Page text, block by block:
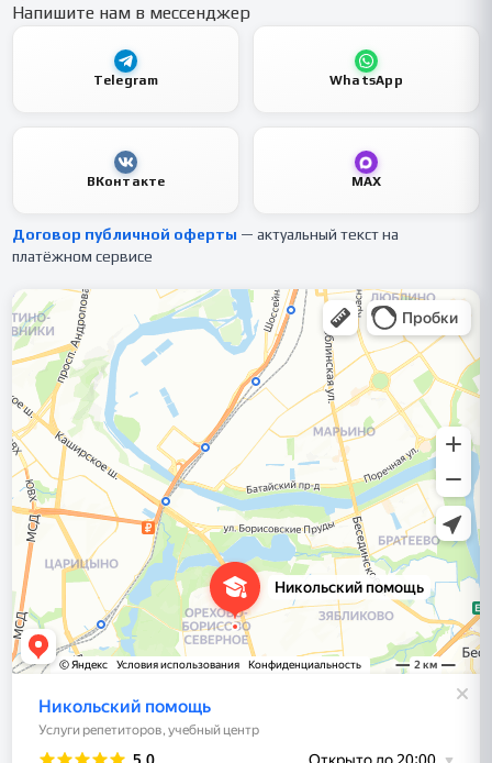
Напишите нам в мессенджер
Telegram WhatsApp
ВКонтакте MAX
Договор публичной оферты — актуальный текст на
платёжном сервисе